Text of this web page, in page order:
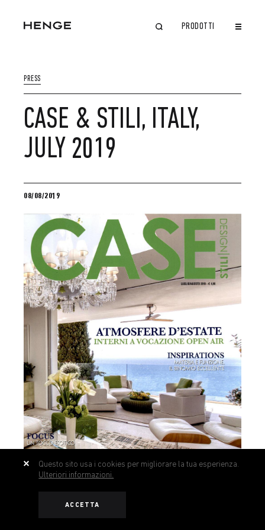
PRODOTTI
PRESS
CASE & STILI, ITALY,
JULY 2019
08/08/2019
Questo sito usa i cookies per migliorare la tua esperienza.
Ulteriori informazioni.
ACCETTA